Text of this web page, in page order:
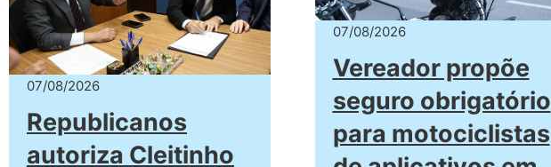
07/08/2026
Republicanos
autoriza Cleitinho
07/08/2026
Vereador propõe
seguro obrigatório
para motociclistas